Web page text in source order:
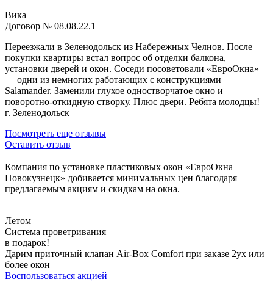
Вика
Договор № 08.08.22.1
Переезжали в Зеленодольск из Набережных Челнов. После
покупки квартиры встал вопрос об отделки балкона,
установки дверей и окон. Соседи посоветовали «ЕвроОкна»
— одни из немногих работающих с конструкциями
Salamander. Заменили глухое одностворчатое окно и
поворотно-откидную створку. Плюс двери. Ребята молодцы!
г. Зеленодольск
Посмотреть еще отзывы
Оставить отзыв
Компания по установке пластиковых окон «ЕвроОкна
Новокузнецк» добивается минимальных цен благодаря
предлагаемым акциям и скидкам на окна.
Летом
Система проветривания
в подарок!
Дарим приточный клапан Air-Box Comfort при заказе 2ух или
более окон
Воспользоваться акцией